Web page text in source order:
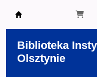
Biblioteka
Olsztynie